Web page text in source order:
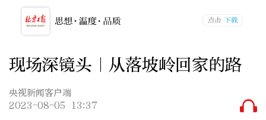
现场深镜头｜从落坡岭回家的路
央视新闻客户端
2023-08-05 13:37